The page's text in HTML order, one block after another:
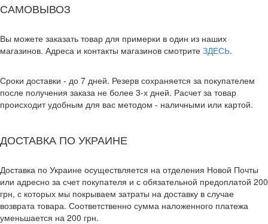
САМОВЫВОЗ
Вы можете заказать товар для примерки в один из наших
магазинов. Адреса и контакты магазинов смотрите ЗДЕСЬ.
Сроки доставки - до 7 дней. Резерв сохраняется за покупателем
после получения заказа не более 3-х дней. Расчет за товар
происходит удобным для вас методом - наличными или картой.
ДОСТАВКА ПО УКРАИНЕ
Доставка по Украине осуществляется на отделения Новой Почты
или адресно за счет покупателя и с обязательной предоплатой 200
грн, с которых мы покрываем затраты на доставку в случае
возврата товара. Соответственно сумма наложенного платежа
уменьшается на 200 грн.